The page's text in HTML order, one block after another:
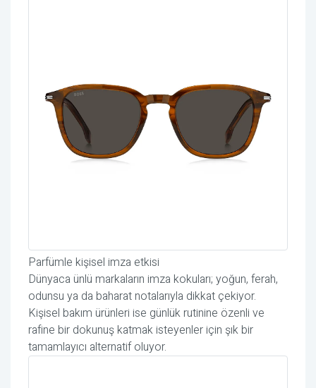
Parfümle kişisel imza etkisi
Dünyaca ünlü markaların imza kokuları; yoğun, ferah,
odunsu ya da baharat notalarıyla dikkat çekiyor.
Kişisel bakım ürünleri ise günlük rutinine özenli ve
rafine bir dokunuş katmak isteyenler için şık bir
tamamlayıcı alternatif oluyor.